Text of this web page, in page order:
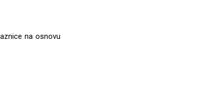
na osnovu